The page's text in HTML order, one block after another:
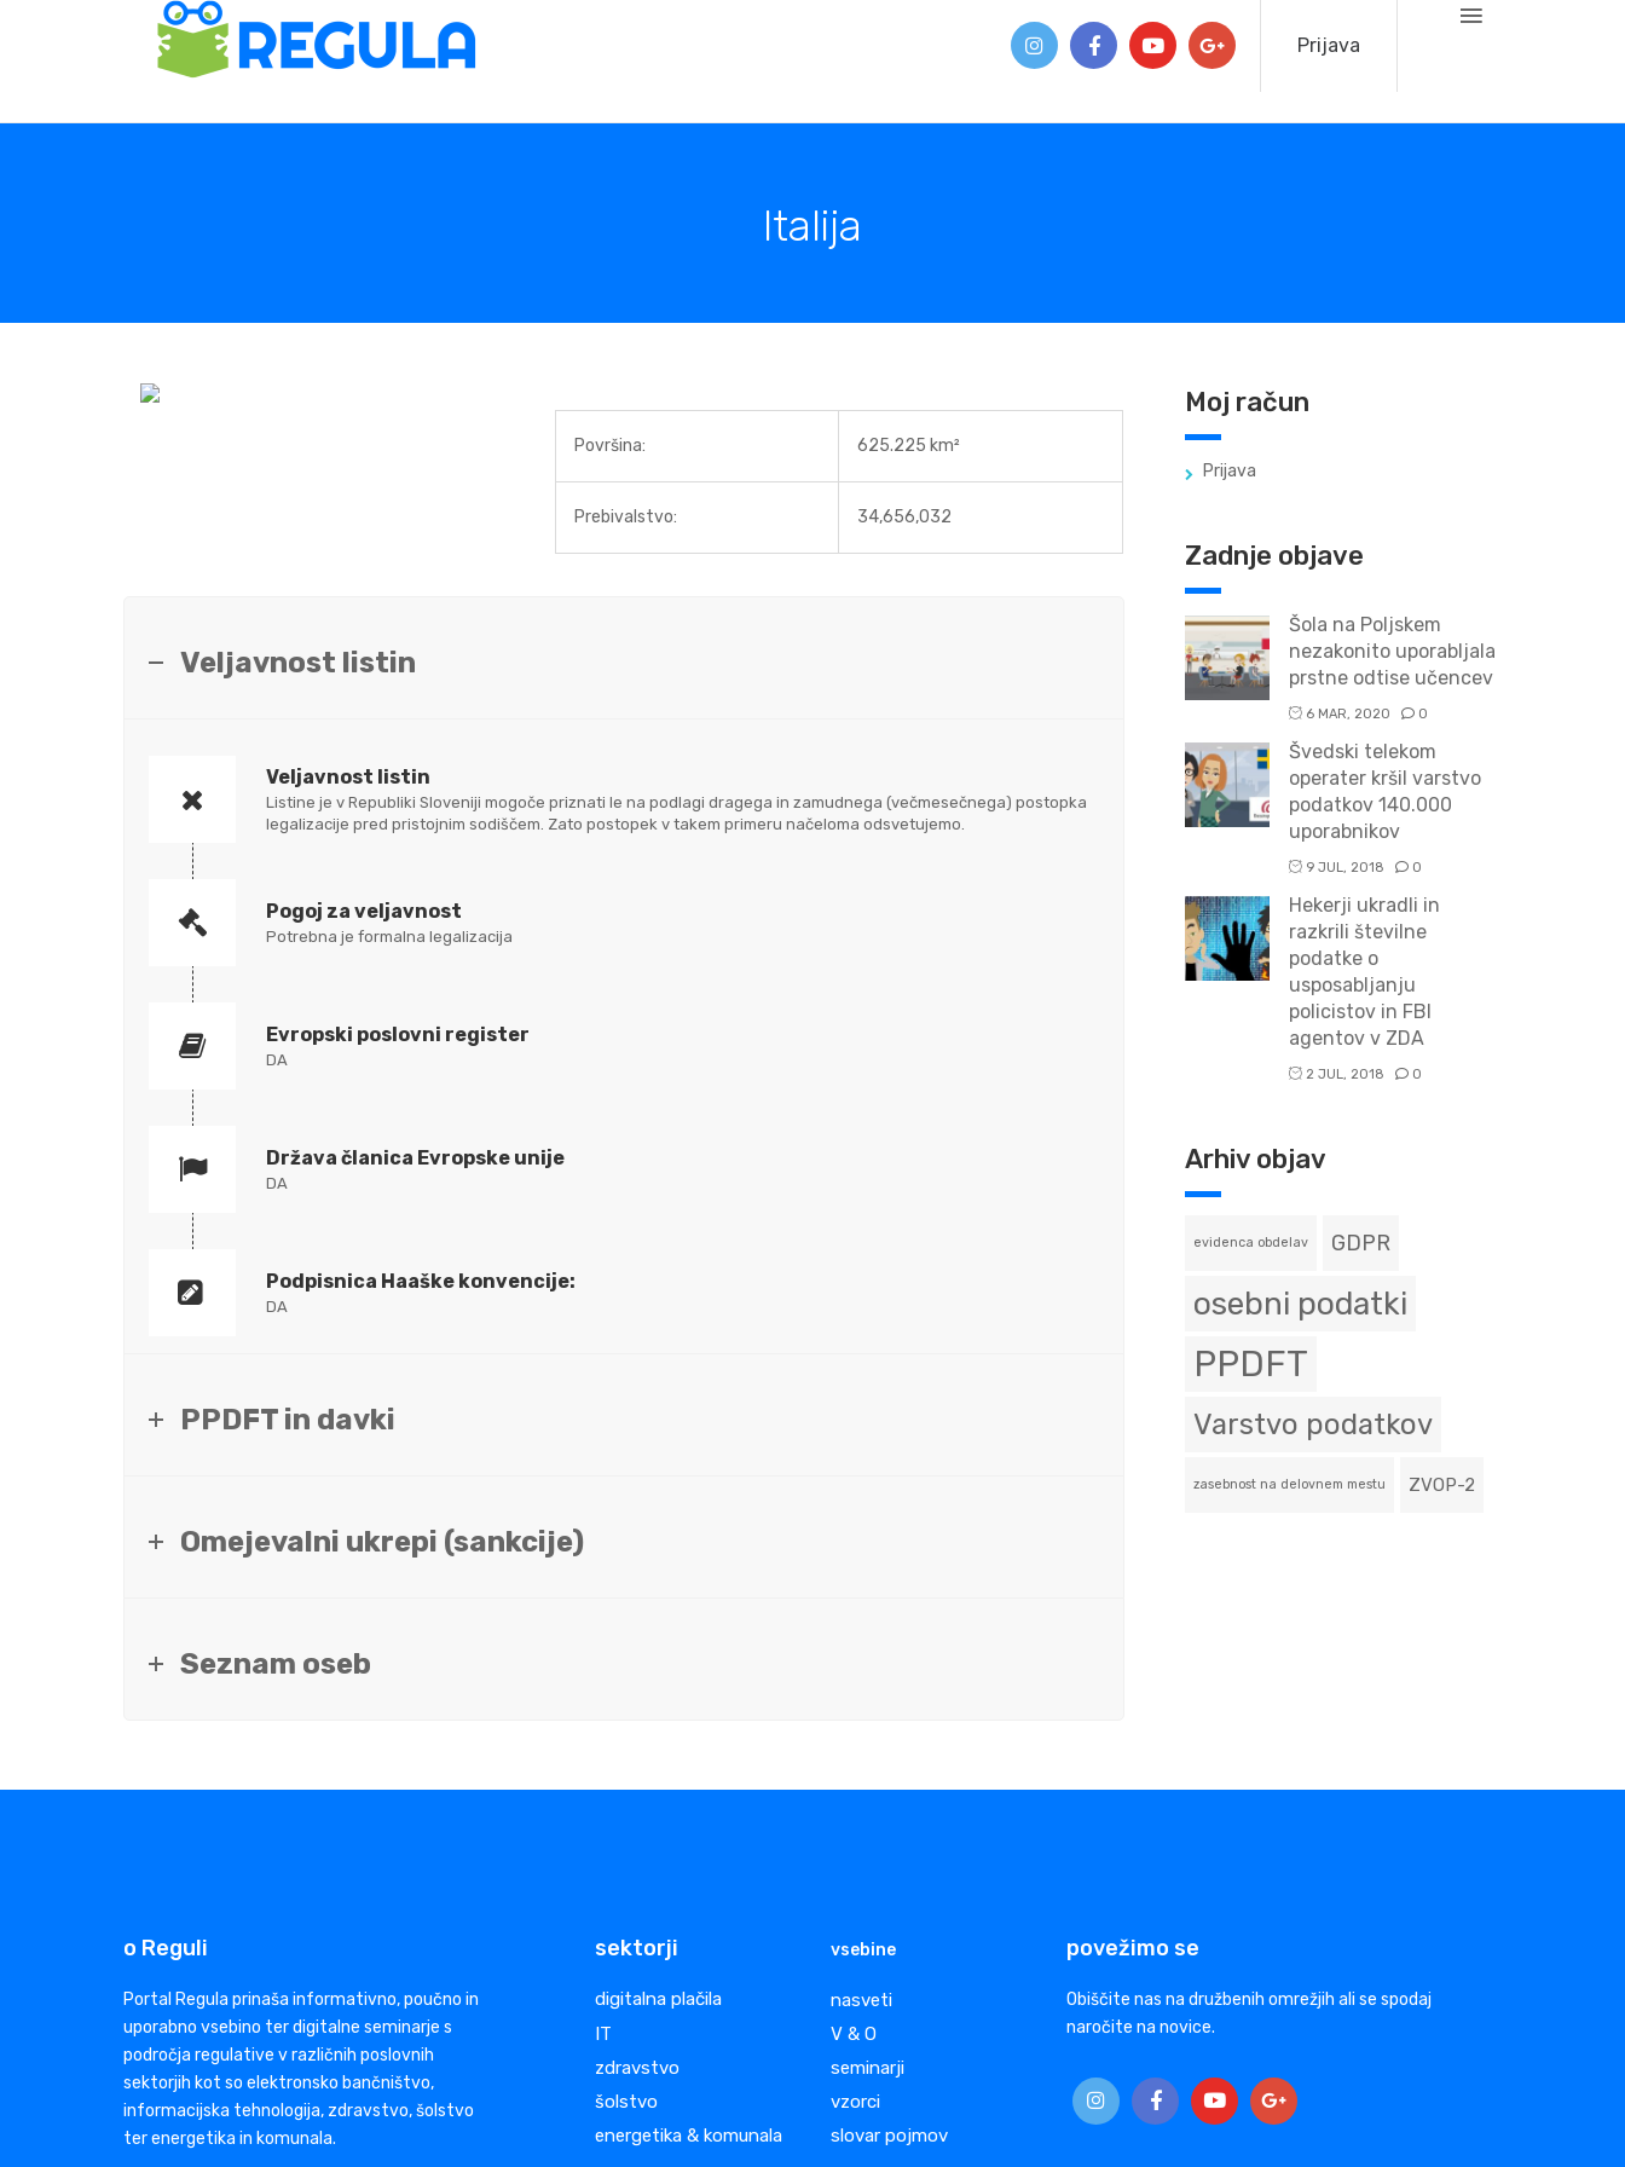
Prijava
Italija
Površina: 625.225 km²
Prebivalstvo: 34,656,032
Veljavnost listin
Veljavnost listin
Listine je v Republiki Sloveniji mogoče priznati le na podlagi dragega in zamudnega (večmesečnega) postopka
legalizacije pred pristojnim sodiščem. Zato postopek v takem primeru načeloma odsvetujemo.
Pogoj za veljavnost
Potrebna je formalna legalizacija
Evropski poslovni register
DA
Država članica Evropske unije
DA
Podpisnica Haaške konvencije:
DA
PPDFT in davki
Omejevalni ukrepi (sankcije)
Seznam oseb
Moj račun
Prijava
Zadnje objave
Šola na Poljskem
nezakonito uporabljala
prstne odtise učencev
6 MAR, 2020 0
Švedski telekom
operater kršil varstvo
podatkov 140.000
uporabnikov
9 JUL, 2018 0
Hekerji ukradli in
razkrili številne
podatke o
usposabljanju
policistov in FBI
agentov v ZDA
2 JUL, 2018 0
Arhiv objav
evidenca obdelav GDPR
osebni podatki
PPDFT
Varstvo podatkov
zasebnost na delovnem mestu ZVOP-2
o Reguli
Portal Regula prinaša informativno, poučno in
uporabno vsebino ter digitalne seminarje s
področja regulative v različnih poslovnih
sektorjih kot so elektronsko bančništvo,
informacijska tehnologija, zdravstvo, šolstvo
ter energetika in komunala.
sektorji
digitalna plačila
IT
zdravstvo
šolstvo
energetika & komunala
vsebine
nasveti
V & O
seminarji
vzorci
slovar pojmov
povežimo se
Obiščite nas na družbenih omrežjih ali se spodaj
naročite na novice.